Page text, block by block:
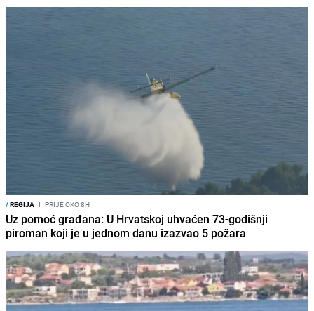
/REGIJA I PRIJE OKO 8H
Uz pomoć građana: U Hrvatskoj uhvaćen 73-godišnji
piroman koji je u jednom danu izazvao 5 požara